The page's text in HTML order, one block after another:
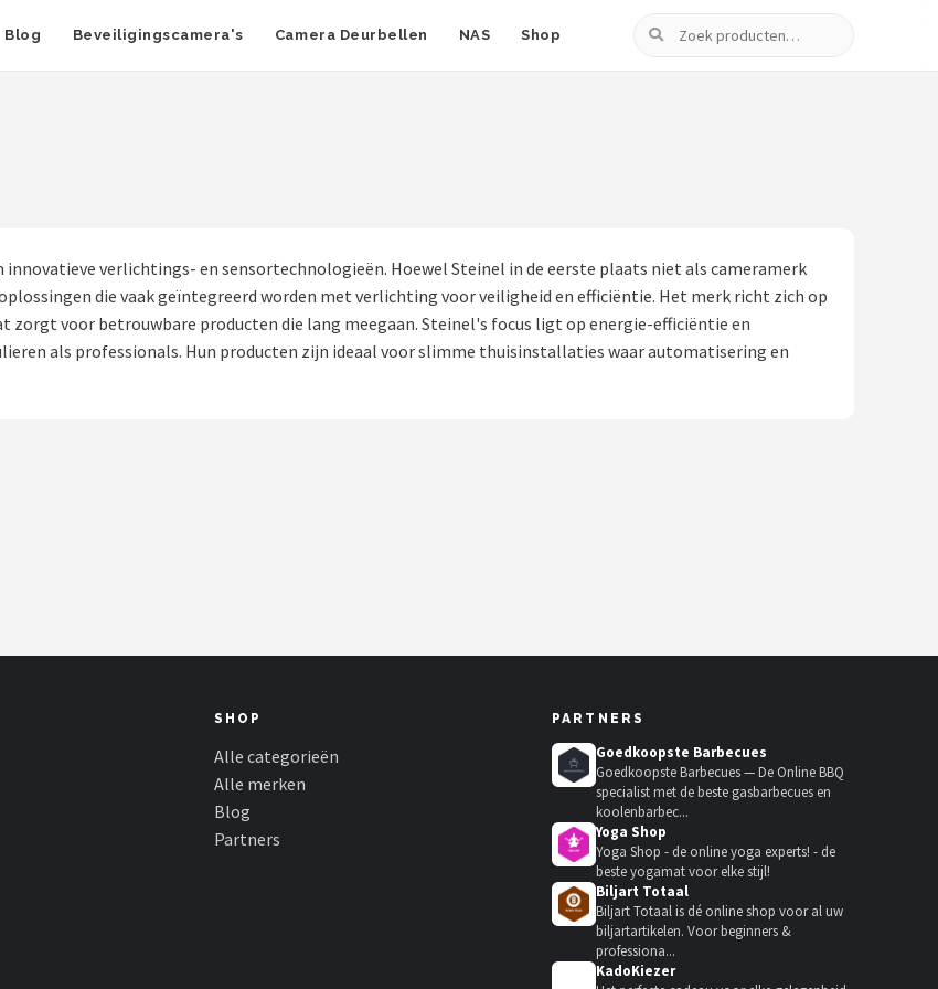
Blog Beveiligingscamera's Camera Deurbellen NAS Shop
Zoeken
verlichtings- en sensortechnologieën. Hoewel Steinel in de eerste plaats niet als cameramerk
die vaak geïntegreerd worden met verlichting voor veiligheid en efficiëntie. Het merk richt zich op
zorgt voor betrouwbare producten die lang meegaan. Steinel's focus ligt op energie-efficiëntie en
als professionals. Hun producten zijn ideaal voor slimme thuisinstallaties waar automatisering en
SHOP
Alle categorieën
Alle merken
Blog
Partners
PARTNERS
Goedkoopste Barbecues
Goedkoopste Barbecues — De Online BBQ
specialist met de beste gasbarbecues en
koolenbarbec...
Yoga Shop
Yoga Shop - de online yoga experts! - de
beste yogamat voor elke stijl!
Biljart Totaal
Biljart Totaal is dé online shop voor al uw
biljartartikelen. Voor beginners &
professiona...
KadoKiezer